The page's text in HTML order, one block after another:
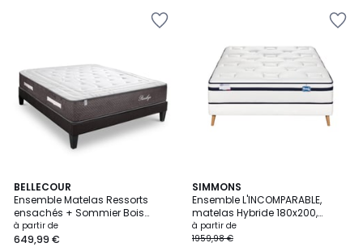
BELLECOUR
Ensemble Matelas Ressorts
ensachés + Sommier Bois
PRIVILEGE
à partir de
649,99 €
SIMMONS
Ensemble L'INCOMPARABLE,
matelas Hybride 180x200,
ferme, H27 + 2 sommiers
à partir de
1959,98 €